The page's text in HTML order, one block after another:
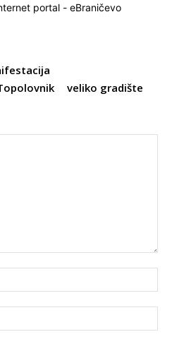
portal - eBraničevo
veliko gradište